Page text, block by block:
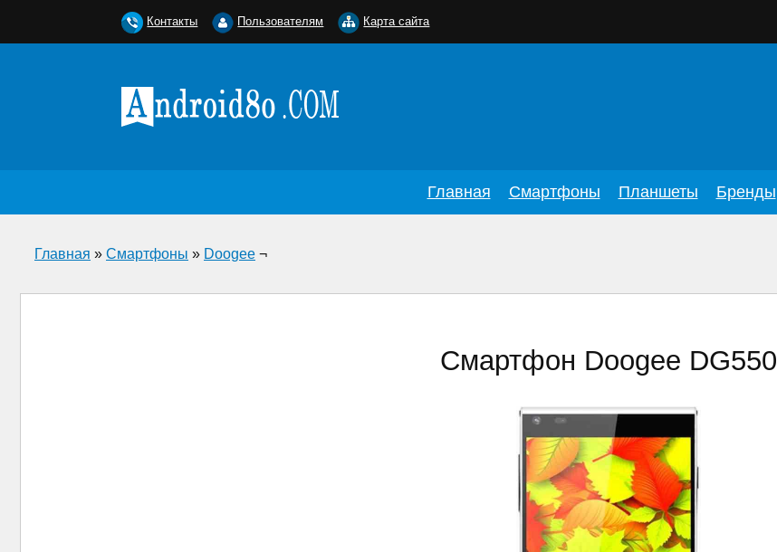
Главная Смартфоны Планшеты Бренды
Главная » Смартфоны » Doogee ¬
Смартфон Doogee DG550
Контакты Пользователям Карта сайта